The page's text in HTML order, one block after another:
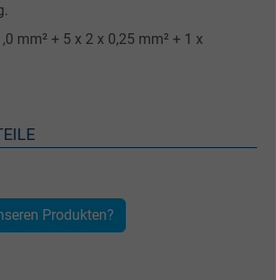
mm² + 5 x 2 x 0,25 mm² + 1 x
Produkten?